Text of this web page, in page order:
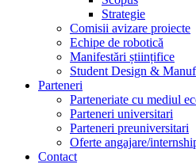
Strategie
Comisii avizare proiecte
Echipe de robotică
Manifestări științifice
Student Design &
Parteneri
Parteneriate cu mediul
Parteneri universitari
Parteneri preuniversitari
Oferte angajare/
Contact